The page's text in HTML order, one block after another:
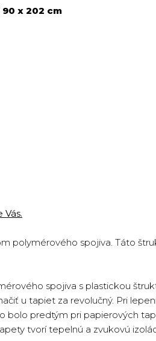
x 202 cm
polymérového spojiva. Táto
spojiva s plastickou
u tapiet za revolučný. Pri
bolo predtým pri papierových
tvorí tepelnú a zvukovú